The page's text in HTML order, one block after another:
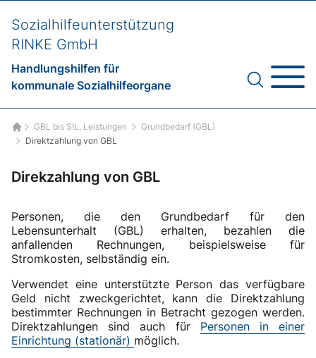
Sozialhilfeunterstützung
RINKE GmbH
Handlungshilfen für
kommunale Sozialhilfeorgane
Startseite
GBL bis SIL, Leistungen
Grundbedarf (GBL)
Direktzahlung von GBL
Direkzahlung von GBL
Personen, die den Grundbedarf für den
Lebensunterhalt (GBL) erhalten, bezahlen die
anfallenden Rechnungen, beispielsweise für
Stromkosten, selbständig ein.
Verwendet eine unterstützte Person das verfügbare
Geld nicht zweckgerichtet, kann die Direktzahlung
bestimmter Rechnungen in Betracht gezogen werden.
Direktzahlungen sind auch für Personen in einer
Einrichtung (stationär) möglich.